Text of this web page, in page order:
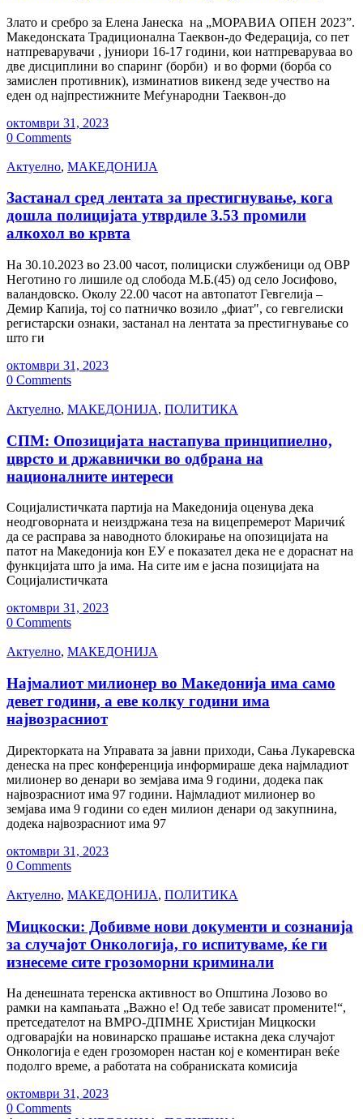
Злато и сребро за Елена Јанеска на „МОРАВИА ОПЕН 2023”.
Македонската Традиционална Таеквон-до Федерација, со пет
натпреварувачи , јуниори 16-17 години, кои натпреваруваа во
две дисциплини во спаринг (борби) и во форми (борба со
замислен противник), изминатиов викенд зеде учество на
еден од најпрестижните Меѓународни Таеквон-до
октомври 31, 2023
0 Comments
Актуелно, МАКЕДОНИЈА
Застанал сред лентата за престигнување, кога
дошла полицијата утврдиле 3.53 промили
алкохол во крвта
На 30.10.2023 во 23.00 часот, полициски службеници од ОВР
Неготино го лишиле од слобода М.Б.(45) од село Јосифово,
валандовско. Околу 22.00 часот на автопатот Гевгелија –
Демир Капија, тој со патничко возило „фиат", со гевгелиски
регистарски ознаки, застанал на лентата за престигнување со
што ги
октомври 31, 2023
0 Comments
Актуелно, МАКЕДОНИЈА, ПОЛИТИКА
СПМ: Опозицијата настапува принципиелно,
цврсто и државнички во одбрана на
националните интереси
Социјалистичката партија на Македонија оценува дека
неодговорната и неиздржана теза на вицепремерот Маричиќ
да се расправа за наводното блокирање на опозицијата на
патот на Македонија кон ЕУ е показател дека не е дораснат на
функцијата што ја има. На сите им е јасна позицијата на
Социјалистичката
октомври 31, 2023
0 Comments
Актуелно, МАКЕДОНИЈА
Најмалиот милионер во Македонија има само
девет години, а еве колку години има
највозрасниот
Директорката на Управата за јавни приходи, Сања Лукаревска
денеска на прес конференција информираше дека најмладиот
милионер во денари во земјава има 9 години, додека пак
највозрасниот има 97 години. Најмладиот милионер во
земјава има 9 години со еден милион денари од закупнина,
додека највозрасниот има 97
октомври 31, 2023
0 Comments
Актуелно, МАКЕДОНИЈА, ПОЛИТИКА
Мицкоски: Добивме нови документи и сознанија
за случајот Онкологија, го испитуваме, ќе ги
изнесеме сите грозоморни криминали
На денешната теренска активност во Општина Лозово во
рамки на кампањата „Важно е! Од тебе зависат промените!“,
претседателот на ВМРО-ДПМНЕ Христијан Мицкоски
одговарајќи на новинарско прашање истакна дека случајот
Онкологија е еден грозоморен настан кој е коментиран веќе
подолго време, а работата на собраниската комисија
октомври 31, 2023
0 Comments